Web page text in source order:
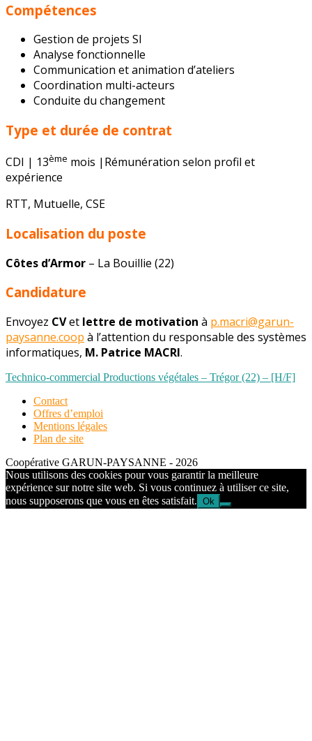
Compétences
Gestion de projets SI
Analyse fonctionnelle
Communication et animation d’ateliers
Coordination multi-acteurs
Conduite du changement
Type et durée de contrat
CDI | 13ème mois |Rémunération selon profil et
expérience
RTT, Mutuelle, CSE
Localisation du poste
Côtes d’Armor – La Bouillie (22)
Candidature
Envoyez CVet lettre de motivation à p.macri@garun-
paysanne.coop à l’attention du responsable des systèmes
informatiques, M. Patrice MACRI.
Navigation
l’article
Technico-commercial Productions végétales – Trégor (22) – [H/F]
Contact
Offres d’emploi
Mentions légales
Plan de site
Coopérative GARUN-PAYSANNE - 2026
Nous utilisons des cookies pour vous garantir la meilleure
expérience sur notre site web. Si vous continuez à utiliser ce site,
nous supposerons que vous en êtes satisfait. Ok